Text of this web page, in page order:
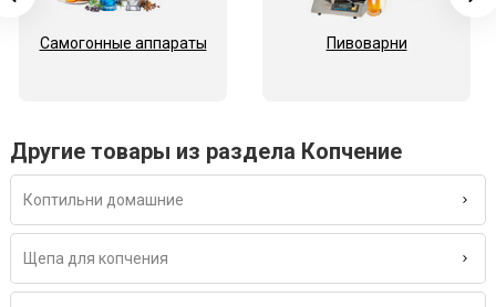
Самогонные аппараты Пивоварни
Другие товары из раздела Копчение
Коптильни домашние
Щепа для копчения